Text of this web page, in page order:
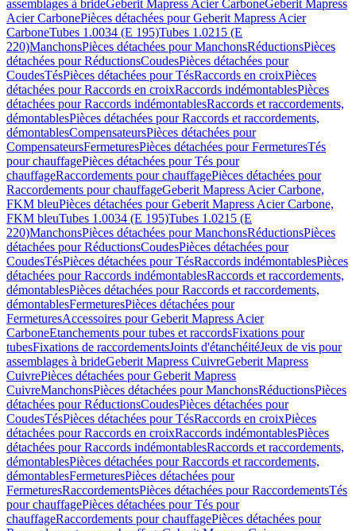
assemblages à brideGeberit Mapress Acier CarboneGeberit Mapress
Acier CarbonePièces détachées pour Geberit Mapress Acier
CarboneTubes 1.0034 (E 195)Tubes 1.0215 (E
220)ManchonsPièces détachées pour ManchonsRéductionsPièces
détachées pour RéductionsCoudesPièces détachées pour
CoudesTésPièces détachées pour TésRaccords en croixPièces
détachées pour Raccords en croixRaccords indémontablesPièces
détachées pour Raccords indémontablesRaccords et raccordements,
démontablesPièces détachées pour Raccords et raccordements,
démontablesCompensateursPièces détachées pour
CompensateursFermeturesPièces détachées pour FermeturesTés
pour chauffagePièces détachées pour Tés pour
chauffageRaccordements pour chauffagePièces détachées pour
Raccordements pour chauffageGeberit Mapress Acier Carbone,
FKM bleuPièces détachées pour Geberit Mapress Acier Carbone,
FKM bleuTubes 1.0034 (E 195)Tubes 1.0215 (E
220)ManchonsPièces détachées pour ManchonsRéductionsPièces
détachées pour RéductionsCoudesPièces détachées pour
CoudesTésPièces détachées pour TésRaccords indémontablesPièces
détachées pour Raccords indémontablesRaccords et raccordements,
démontablesPièces détachées pour Raccords et raccordements,
démontablesFermeturesPièces détachées pour
FermeturesAccessoires pour Geberit Mapress Acier
CarboneEtanchements pour tubes et raccordsFixations pour
tubesFixations de raccordementsJoints d'étanchéitéJeux de vis pour
assemblages à brideGeberit Mapress CuivreGeberit Mapress
CuivrePièces détachées pour Geberit Mapress
CuivreManchonsPièces détachées pour ManchonsRéductionsPièces
détachées pour RéductionsCoudesPièces détachées pour
CoudesTésPièces détachées pour TésRaccords en croixPièces
détachées pour Raccords en croixRaccords indémontablesPièces
détachées pour Raccords indémontablesRaccords et raccordements,
démontablesPièces détachées pour Raccords et raccordements,
démontablesFermeturesPièces détachées pour
FermeturesRaccordementsPièces détachées pour RaccordementsTés
pour chauffagePièces détachées pour Tés pour
chauffageRaccordements pour chauffagePièces détachées pour